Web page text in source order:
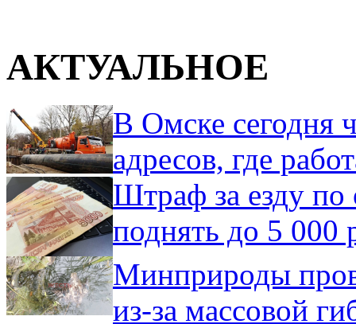
АКТУАЛЬНОЕ
В Омске сегодня
адресов, где
Штраф за езду по
поднять до 5 000
Минприроды
из-за массовой